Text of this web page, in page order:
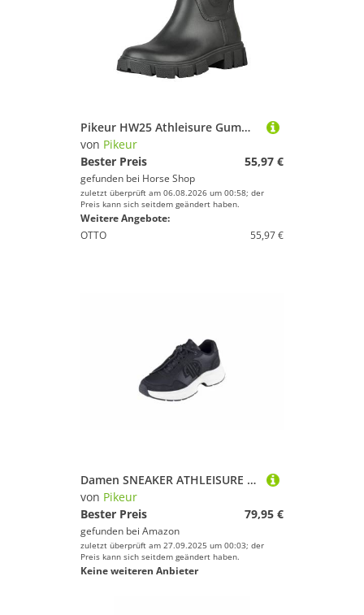
Pikeur HW25 Athleisure Gummi Stiefel Boots Damen
von Pikeur
Bester Preis
55,97 €
gefunden bei Horse Shop
zuletzt überprüft am 06.08.2026 um 00:58; der
Preis kann sich seitdem geändert haben.
Weitere Angebote:
OTTO
55,97 €
Damen SNEAKER ATHLEISURE 5825 Athleisure Frühjahr 2024
von Pikeur
Bester Preis
79,95 €
gefunden bei Amazon
zuletzt überprüft am 27.09.2025 um 00:03; der
Preis kann sich seitdem geändert haben.
Keine weiteren Anbieter